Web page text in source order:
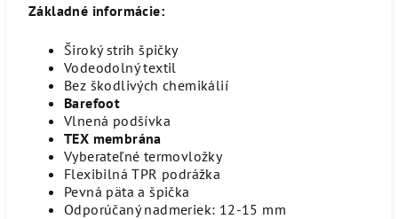
Základné informácie:
Široký strih špičky
Vodeodolný textil
Bez škodlivých chemikálií
Barefoot
Vlnená podšívka
TEX membrána
Vyberateľné termovložky
Flexibilná TPR podrážka
Pevná päta a špička
Odporúčaný nadmeriek: 12-15 mm